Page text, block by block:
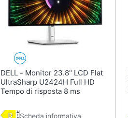
DELL - Monitor 23.8" LCD Flat
UltraSharp U2424H Full HD
Tempo di risposta 8 ms
Scheda informativa